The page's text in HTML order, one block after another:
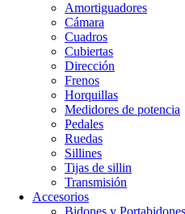
Amortiguadores
Cámara
Cuadros
Cubiertas
Dirección
Frenos
Horquillas
Medidores de potencia
Pedales
Ruedas
Sillines
Tijas de sillin
Transmisión
Accesorios